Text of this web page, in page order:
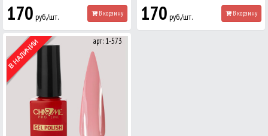
170 руб./шт. В корзину 170 руб./шт. В корзину
арт: 1-573